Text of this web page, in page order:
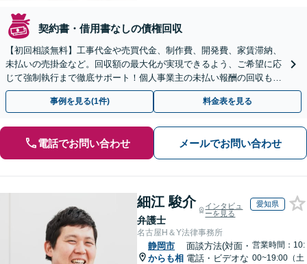
契約書・借用書なしの債権回収
【初回相談無料】工事代金や売買代金、制作費、開発費、家賃滞納、
未払いの売掛金など。回収額の最大化が実現できるよう、ご希望に応
じて強制執行まで徹底サポート！個人事業主の未払い報酬の回収もお
任せください【新静岡駅直結】【夜間・休日相談OK】
事例を見る(1件) 料金表を見る
電話でお問い合わせ メールでお問い合わせ
細江 駿介
弁護士
インタビュ
ーを見る
愛知県
名古屋H＆Y法律事務所
静岡市
からも相
面談方法(対面・
電話・ビデオな
営業時間：10:
00~19:00（土